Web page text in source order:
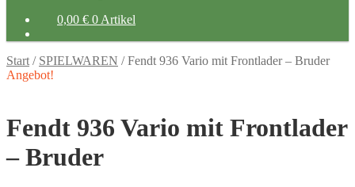
0,00 € 0 Artikel
Start / SPIELWAREN /Fendt 936 Vario mit Frontlader – Bruder
Angebot!
Fendt 936 Vario mit Frontlader
– Bruder